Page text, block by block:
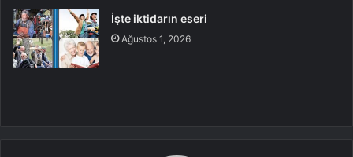
İşte iktidarın eseri
Ağustos 1, 2026